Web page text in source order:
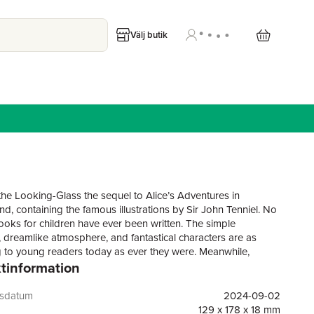
Välj butik
Looking-Glass the sequel to Alice’s Adventures in
containing the famous illustrations by Sir John Tenniel. No
for children have ever been written. The simple
dreamlike atmosphere, and fantastical characters are as
young readers today as ever they were. Meanwhile,
apparently simple stories have become recognised as
and Surrealism. Through wordplay, parody and
philosophical puzzles, Lewis Carroll engenders a variety of
2024-09-02
129 x 178 x 18 mm